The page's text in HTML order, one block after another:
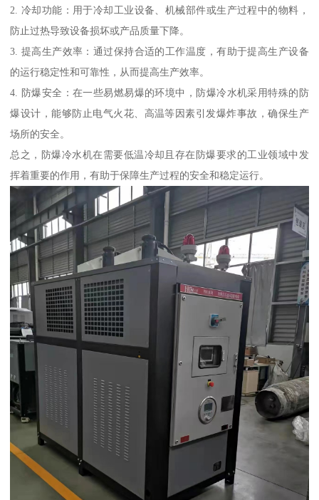
2. 冷却功能：用于冷却工业设备、机械部件或生产过程中的物料，
防止过热导致设备损坏或产品质量下降。
3. 提高生产效率：通过保持合适的工作温度，有助于提高生产设备
的运行稳定性和可靠性，从而提高生产效率。
4. 防爆安全：在一些易燃易爆的环境中，防爆冷水机采用特殊的防
爆设计，能够防止电气火花、高温等因素引发爆炸事故，确保生产
场所的安全。
总之，防爆冷水机在需要低温冷却且存在防爆要求的工业领域中发
挥着重要的作用，有助于保障生产过程的安全和稳定运行。